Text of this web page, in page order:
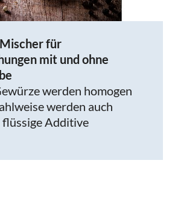
für
mit und ohne
werden homogen
werden auch
Additive